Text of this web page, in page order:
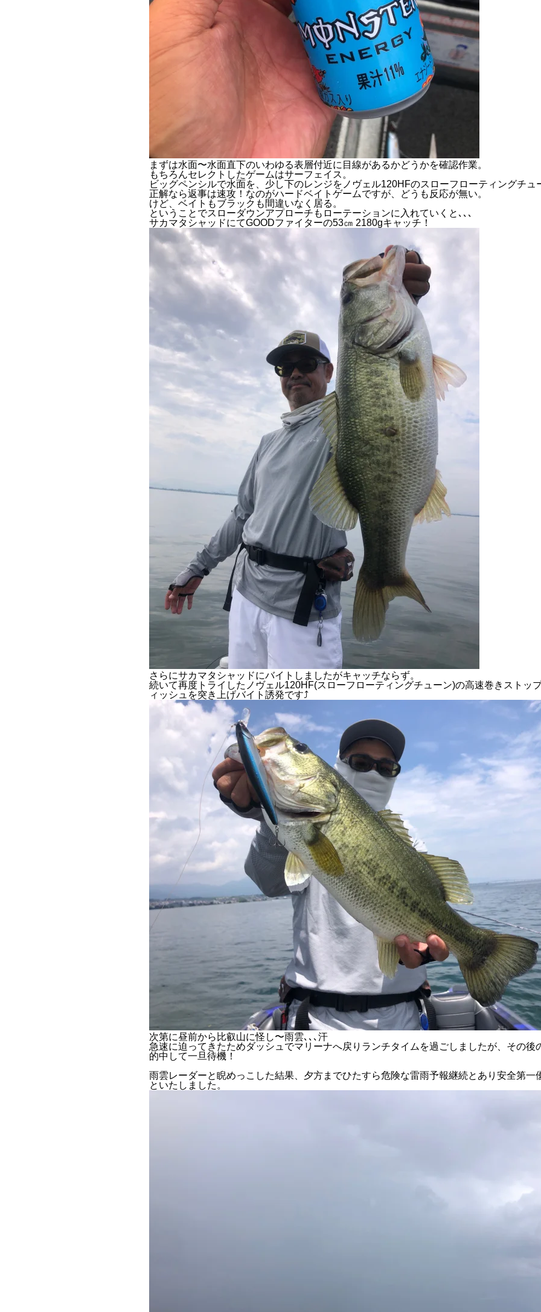
まずは水面〜水面直下のいわゆる表層付近に目線があるかどうかを確認作業。
もちろんセレクトしたゲームはサーフェイス。
ビッグペンシルで水面を、少し下のレンジをノヴェル120HFのスローフローティングチュ
正解なら返事は速攻！なのがハードベイトゲームですが、どうも反応が無い。
けど、ベイトもブラックも間違いなく居る。
ということでスローダウンアプローチもローテーションに入れていくと､､､
サカマタシャッドにてGOODファイターの53㎝ 2180gキャッチ！
さらにサカマタシャッドにバイトしましたがキャッチならず。
続いて再度トライした ノヴェル120HF(スローフローティングチューン)の高速巻きストッ
ィッシュを突き上げバイト誘発です⤴︎
次第に昼前から比叡山に怪し〜雨雲､､､汗
急速に迫ってきたためダッシュでマリーナへ戻りランチタイムを過ごしましたが、その後
的中して一旦待機！
雨雲レーダーと睨めっこした結果、夕方までひたすら危険な雷雨予報継続とあり安全第一
といたしました。